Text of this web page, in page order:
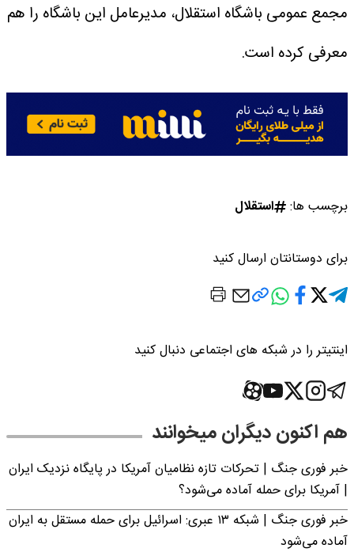
مجمع عمومی باشگاه استقلال، مدیرعامل این باشگاه را هم
معرفی کرده است.
برچسب ها: استقلال
برای دوستانتان ارسال کنید
اینتیتر را در شبکه های اجتماعی دنبال کنید
هم اکنون دیگران میخوانند
خبر فوری جنگ | تحرکات تازه نظامیان آمریکا در پایگاه نزدیک ایران
| آمریکا برای حمله آماده می‌شود؟
خبر فوری جنگ | شبکه ۱۳ عبری: اسرائیل برای حمله مستقل به ایران
آماده می‌شود